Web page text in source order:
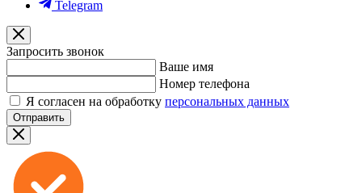
Telegram
Запросить звонок
Ваше имя
Номер телефона
Я согласен на обработку персональных данных
Отправить